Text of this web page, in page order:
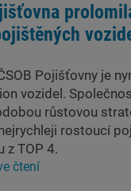
Pojišťovny je
vozidel.
růstovou
rostoucí
z TOP 4.
čtení